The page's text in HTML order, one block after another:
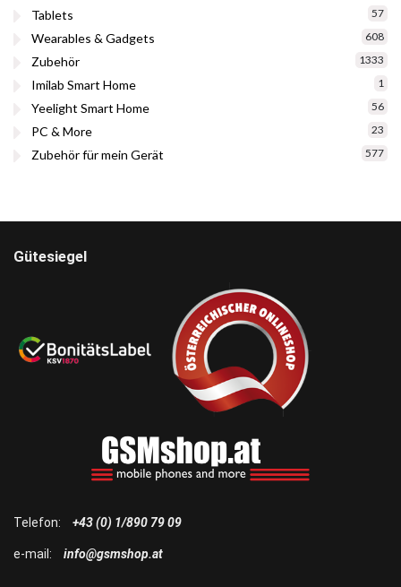
Tablets 57
Wearables & Gadgets 608
Zubehör 1333
Imilab Smart Home 1
Yeelight Smart Home 56
PC & More 23
Zubehör für mein Gerät 577
Telefon: +43 (0) 1/890 79 09
e-mail: info@gsmshop.at
Gütesiegel